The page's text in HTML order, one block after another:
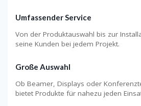
Umfassender Service
Von der Produktauswahl bis zur
seine Kunden bei jedem Projekt.
Große Auswahl
Ob Beamer, Displays oder
bietet Produkte für nahezu jeden